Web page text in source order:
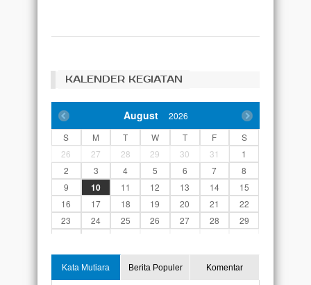
KALENDER KEGIATAN
August
2026
S
M T W T F
S
26
27 28 29 30 31
1
2
3 4 5 6 7
8
9
10 11 12 13 14
15
16
17 18 19 20 21
22
23
24 25 26 27 28
29
Kata Mutiara Berita Populer Komentar